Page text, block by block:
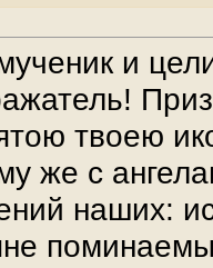
и
твоею
же с
наших: